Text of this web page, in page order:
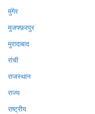
मुंगेर
मुजफ्फ़रपुर
मुरादाबाद
रांची
राजस्थान
राज्य
राष्ट्रीय